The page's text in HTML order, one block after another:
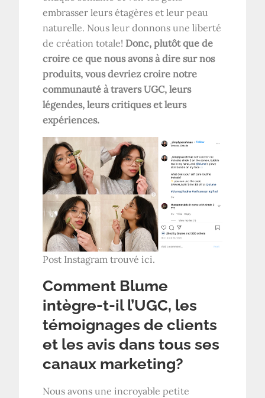
embrasser leurs étagères et leur peau
naturelle. Nous leur donnons une liberté
de création totale! Donc, plutôt que de
croire ce que nous avons à dire sur nos
produits, vous devriez croire notre
communauté à travers UGC, leurs
légendes, leurs critiques et leurs
expériences.
Post Instagram trouvé ici.
Comment Blume
intègre-t-il l’UGC, les
témoignages de clients
et les avis dans tous ses
canaux marketing?
Nous avons une incroyable petite